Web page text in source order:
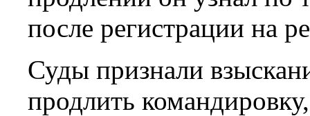
после регистрации на
Суды признали
продлить